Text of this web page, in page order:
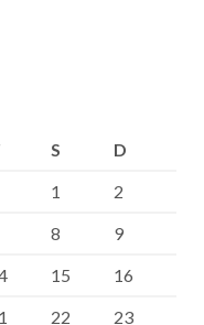
S
D
1
2
8
9
15
16
22
23